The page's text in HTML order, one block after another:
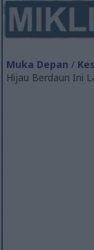
Muka Depan /
Hijau Berdaun Ini